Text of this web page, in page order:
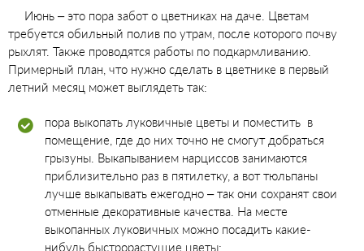
Июнь – это пора забот о цветниках на даче. Цветам
требуется обильный полив по утрам, после которого почву
рыхлят. Также проводятся работы по подкармливанию.
Примерный план, что нужно сделать в цветнике в первый
летний месяц может выглядеть так:
пора выкопать луковичные цветы и поместить в
помещение, где до них точно не смогут добраться
грызуны. Выкапыванием нарциссов занимаются
приблизительно раз в пятилетку, а вот тюльпаны
лучше выкапывать ежегодно – так они сохранят свои
отменные декоративные качества. На месте
выкопанных луковичных можно посадить какие-
нибудь быстрорастущие цветы;